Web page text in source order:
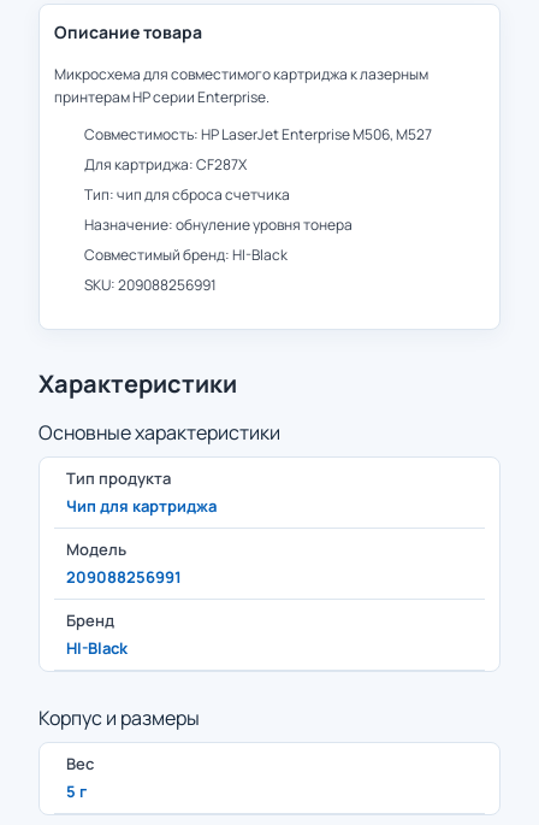
Описание товара
Микросхема для совместимого картриджа к лазерным
принтерам HP серии Enterprise.
Совместимость: HP LaserJet Enterprise M506, M527
Для картриджа: CF287X
Тип: чип для сброса счетчика
Назначение: обнуление уровня тонера
Совместимый бренд: HI-Black
SKU: 209088256991
Характеристики
Основные характеристики
Тип продукта
Чип для картриджа
Модель
209088256991
Бренд
HI-Black
Корпус и размеры
Вес
5 г